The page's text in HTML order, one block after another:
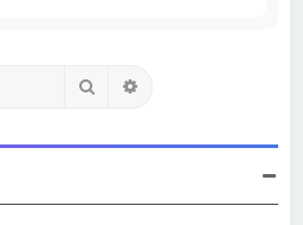
Cerca